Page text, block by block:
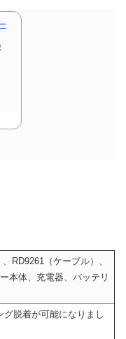
RD9261（ケーブル）、
本体、充電器、バッテリ
グ脱着が可能になりまし